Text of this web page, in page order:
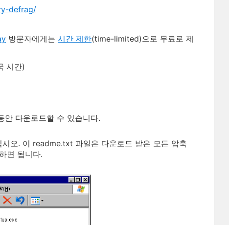
defrag/
방문자에게는 시간 제한(time-limited)으로 무료로 제
시간)
안 다운로드할 수 있습니다.
오. 이 readme.txt 파일은 다운로드 받은 모든 압축
면 됩니다.